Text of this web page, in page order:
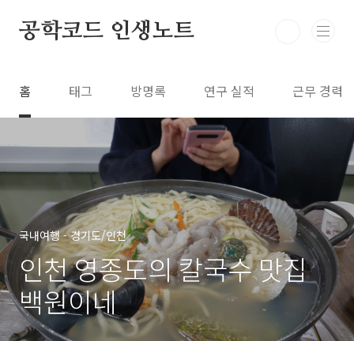
공학코드 인생노트
홈 태그 방명록 연구 실적 근무 경력
국내여행 - 경기도/인천
인천 영종도의 칼국수 맛집
백원이네